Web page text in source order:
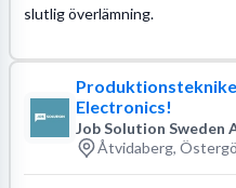
slutlig överlämning.
Electronics!
Job Solution Sweden
Åtvidaberg,